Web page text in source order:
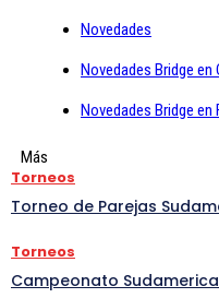
Novedades
Novedades Bridge en
Novedades Bridge en
Más
Torneos
Torneo de Parejas
Torneos
Campeonato